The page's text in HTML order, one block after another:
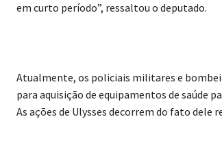
em curto período”, ressaltou o deputado.
Atualmente, os policiais militares e
para aquisição de equipamentos de saúde
As ações de Ulysses decorrem do fato dele